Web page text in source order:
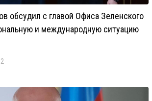
обсудил с главой Офиса Зеленского
и международную ситуацию